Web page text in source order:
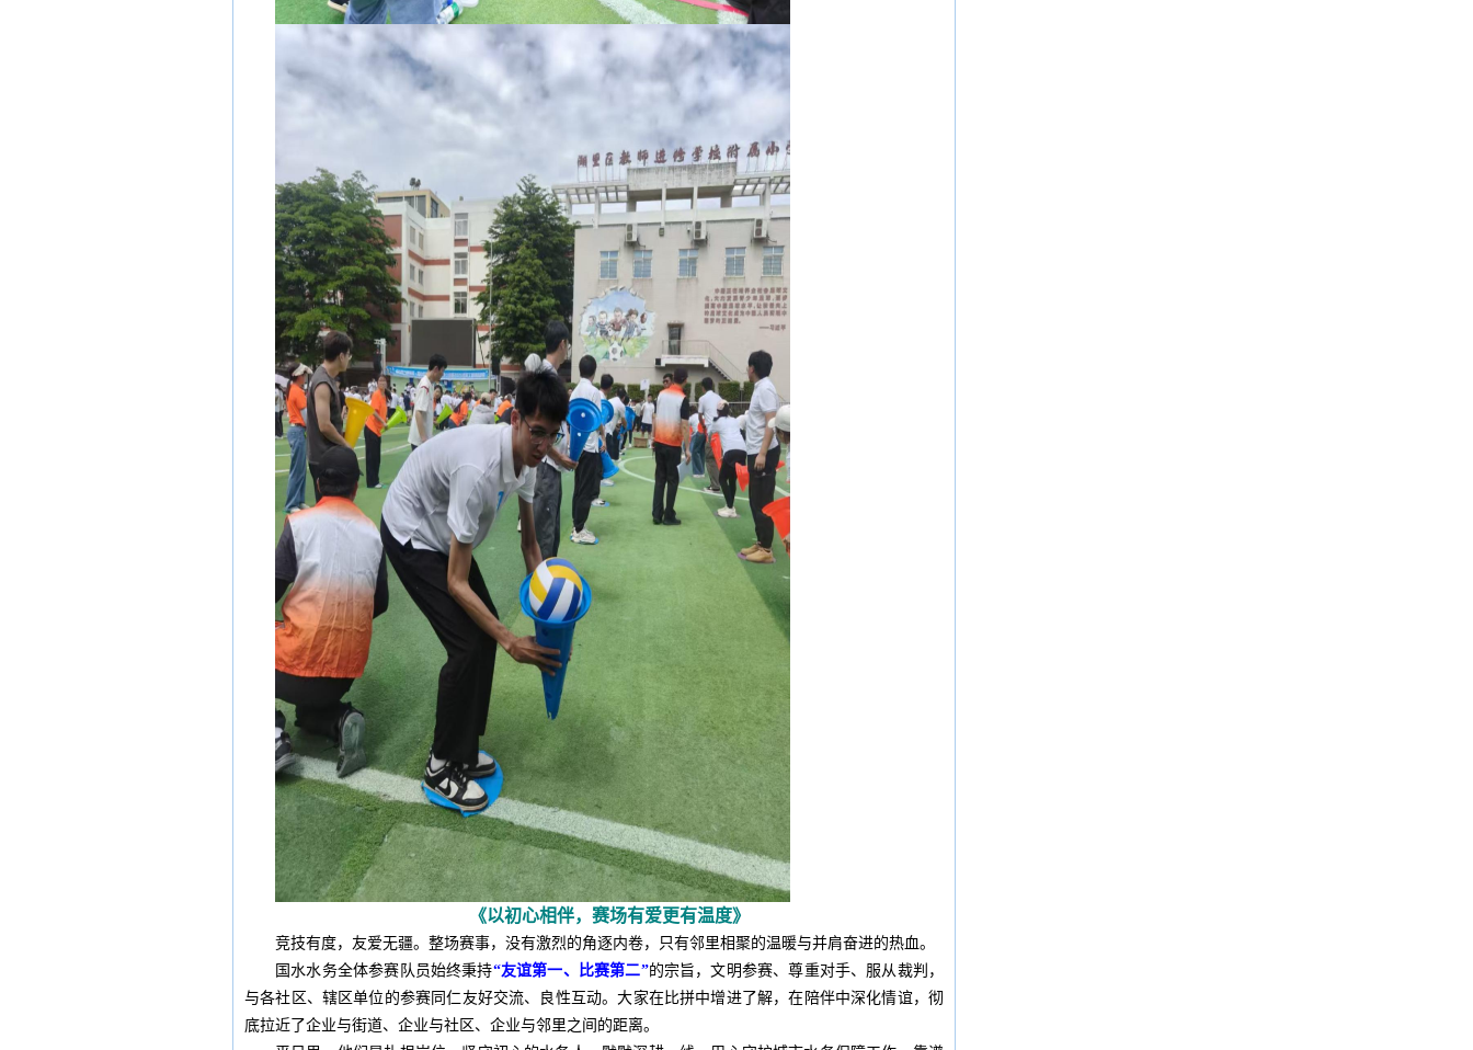
《以初心相伴，赛场有爱更有温度》
竞技有度，友爱无疆。整场赛事，没有激烈的角逐内卷，只有邻里相聚的温暖与并肩奋进的热血。
国水水务全体参赛队员始终秉持“友谊第一、比赛第二”的宗旨，文明参赛、尊重对手、服从裁判，
与各社区、辖区单位的参赛同仁友好交流、良性互动。大家在比拼中增进了解，在陪伴中深化情谊，彻
底拉近了企业与街道、企业与社区、企业与邻里之间的距离。